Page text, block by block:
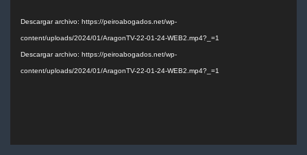
vídeo
Descargar archivo: https://peiroabogados.net/wp-
content/uploads/2024/01/AragonTV-22-01-24-WEB2.mp4?_=1
Descargar archivo: https://peiroabogados.net/wp-
content/uploads/2024/01/AragonTV-22-01-24-WEB2.mp4?_=1